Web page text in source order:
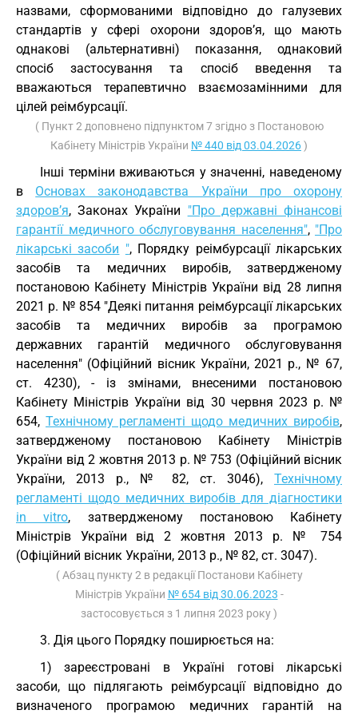
назвами, сформованими відповідно до галузевих
стандартів у сфері охорони здоров’я, що мають
однакові (альтернативні) показання, однаковий
спосіб застосування та спосіб введення та
вважаються терапевтично взаємозамінними для
цілей реімбурсації.
( Пункт 2 доповнено підпунктом 7 згідно з Постановою
Кабінету Міністрів України № 440 від 03.04.2026)
Інші терміни вживаються у значенні, наведеному
в Основах законодавства України про охорону
здоров’я, Законах України "Про державні фінансові
гарантії медичного обслуговування населення", "Про
лікарські засоби ", Порядку реімбурсації лікарських
засобів та медичних виробів, затвердженому
постановою Кабінету Міністрів України від 28 липня
2021 р. № 854 "Деякі питання реімбурсації лікарських
засобів та медичних виробів за програмою
державних гарантій медичного обслуговування
населення" (Офіційний вісник України, 2021 р., № 67,
ст. 4230), - із змінами, внесеними постановою
Кабінету Міністрів України від 30 червня 2023 р. №
654, Технічному регламенті щодо медичних виробів,
затвердженому постановою Кабінету Міністрів
України від 2 жовтня 2013 р. № 753 (Офіційний вісник
України, 2013 р., № 82, ст. 3046), Технічному
регламенті щодо медичних виробів для діагностики
in vitro, затвердженому постановою Кабінету
Міністрів України від 2 жовтня 2013 р. № 754
(Офіційний вісник України, 2013 р., № 82, ст. 3047).
( Абзац пункту 2 в редакції Постанови Кабінету
Міністрів України № 654 від 30.06.2023 -
застосовується з 1 липня 2023 року )
3. Дія цього Порядку поширюється на:
1) зареєстровані в Україні готові лікарські
засоби, що підлягають реімбурсації відповідно до
визначеного програмою медичних гарантій на